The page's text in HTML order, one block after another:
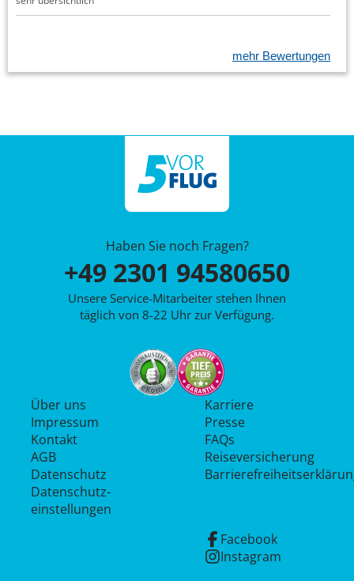
mehr Bewertungen
Haben Sie noch Fragen?
+49 2301 94580650
Unsere Service-Mitarbeiter stehen Ihnen
täglich von 8-22 Uhr zur Verfügung.
Über uns
Impressum
Kontakt
AGB
Datenschutz
Datenschutz­
einstellungen
Karriere
Presse
FAQs
Reiseversicherung
Facebook
Instagram